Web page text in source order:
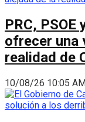
PRC, PSOE
ofrecer una
realidad de
10/08/26 10:05 AM